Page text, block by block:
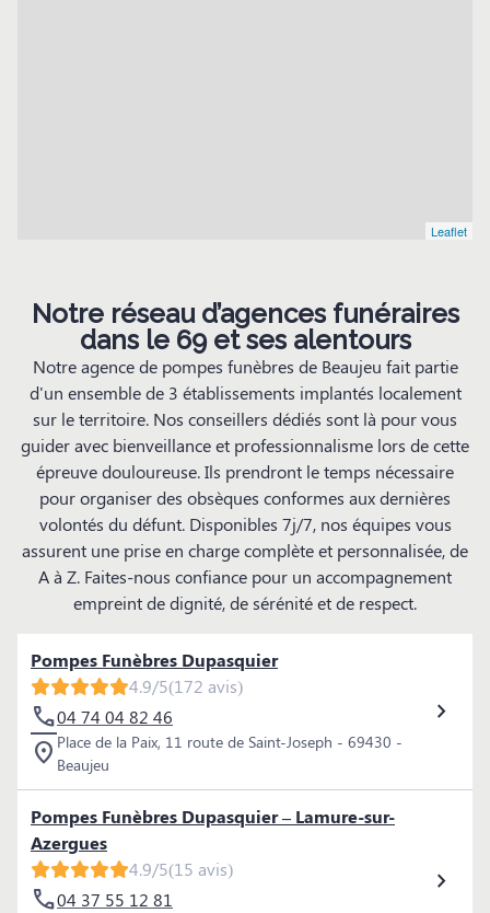
Leaflet
Notre réseau d’agences funéraires
dans le 69 et ses alentours
Notre agence de pompes funèbres de Beaujeu fait partie
d'un ensemble de 3 établissements implantés localement
sur le territoire. Nos conseillers dédiés sont là pour vous
guider avec bienveillance et professionnalisme lors de cette
épreuve douloureuse. Ils prendront le temps nécessaire
pour organiser des obsèques conformes aux dernières
volontés du défunt. Disponibles 7j/7, nos équipes vous
assurent une prise en charge complète et personnalisée, de
A à Z. Faites-nous confiance pour un accompagnement
empreint de dignité, de sérénité et de respect.
Pompes Funèbres Dupasquier
4.9/5(172 avis)
04 74 04 82 46
Place de la Paix, 11 route de Saint-Joseph - 69430 -
Beaujeu
Pompes Funèbres Dupasquier – Lamure-sur-
Azergues
4.9/5(15 avis)
04 37 55 12 81